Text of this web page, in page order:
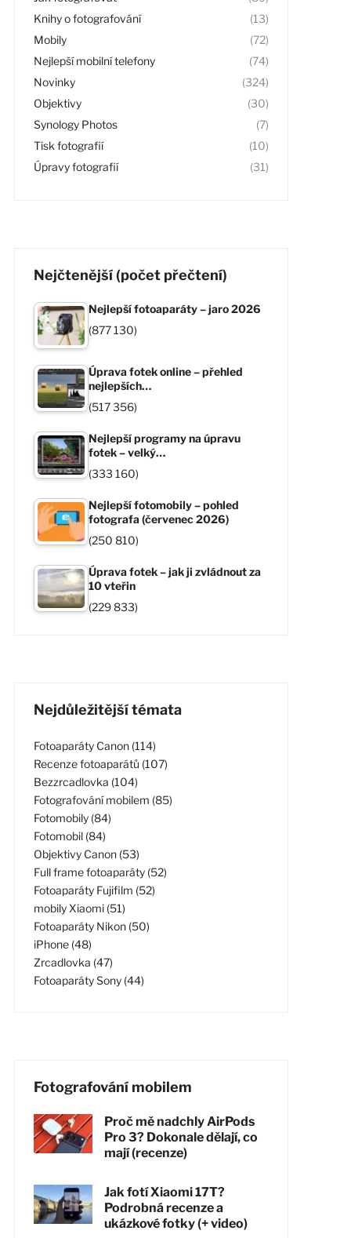
Knihy o fotografování
(13)
Mobily
(72)
Nejlepší mobilní telefony
(74)
Novinky
(324)
Objektivy
(30)
Synology Photos
(7)
Tisk fotografií
(10)
Úpravy fotografií
(31)
Nejčtenější (počet přečtení)
Nejlepší fotoaparáty – jaro 2026
(877 130)
Úprava fotek online – přehled
nejlepších…
(517 356)
Nejlepší programy na úpravu
fotek – velký…
(333 160)
Nejlepší fotomobily – pohled
fotografa (červenec 2026)
(250 810)
Úprava fotek – jak ji zvládnout za
10 vteřin
(229 833)
Nejdůležitější témata
Fotoaparáty Canon (114)
Recenze fotoaparátů (107)
Bezzrcadlovka (104)
Fotografování mobilem (85)
Fotomobily (84)
Fotomobil (84)
Objektivy Canon (53)
Full frame fotoaparáty (52)
Fotoaparáty Fujifilm (52)
mobily Xiaomi (51)
Fotoaparáty Nikon (50)
iPhone (48)
Zrcadlovka (47)
Fotoaparáty Sony (44)
Fotografování mobilem
Proč mě nadchly AirPods
Pro 3? Dokonale dělají, co
mají (recenze)
Jak fotí Xiaomi 17T?
Podrobná recenze a
ukázkové fotky (+ video)